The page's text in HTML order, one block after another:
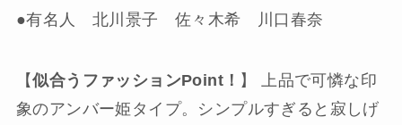
●有名人 北川景子 佐々木希 川口春奈
【似合うファッションPoint！ 】 上品で可憐な印
象のアンバー姫タイプ。シンプルすぎると寂しげ